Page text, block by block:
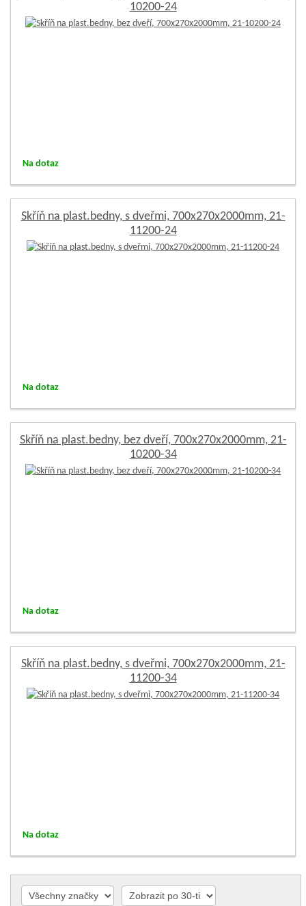
10200-24
Na dotaz
Skříň na plast.bedny, s dveřmi, 700x270x2000mm, 21-
11200-24
Na dotaz
Skříň na plast.bedny, bez dveří, 700x270x2000mm, 21-
10200-34
Na dotaz
Skříň na plast.bedny, s dveřmi, 700x270x2000mm, 21-
11200-34
Na dotaz